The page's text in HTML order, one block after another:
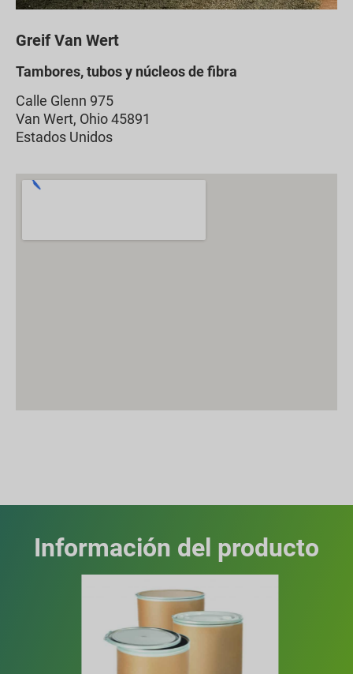
Greif Van Wert
Tambores, tubos y núcleos de fibra
Calle Glenn 975
Van Wert, Ohio 45891
Estados Unidos
Información del producto